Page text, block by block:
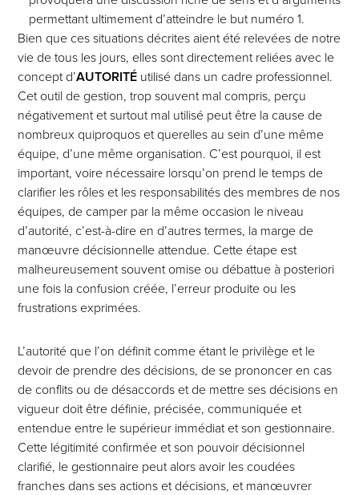
permettant ultimement d’atteindre le but numéro 1.
Bien que ces situations décrites aient été relevées de notre
vie de tous les jours, elles sont directement reliées avec le
concept d’AUTORITÉ utilisé dans un cadre professionnel.
Cet outil de gestion, trop souvent mal compris, perçu
négativement et surtout mal utilisé peut être la cause de
nombreux quiproquos et querelles au sein d’une même
équipe, d’une même organisation. C’est pourquoi, il est
important, voire nécessaire lorsqu’on prend le temps de
clarifier les rôles et les responsabilités des membres de nos
équipes, de camper par la même occasion le niveau
d’autorité, c’est-à-dire en d’autres termes, la marge de
manœuvre décisionnelle attendue. Cette étape est
malheureusement souvent omise ou débattue à posteriori
une fois la confusion créée, l’erreur produite ou les
frustrations exprimées.
L’autorité que l’on définit comme étant le privilège et le
devoir de prendre des décisions, de se prononcer en cas
de conflits ou de désaccords et de mettre ses décisions en
vigueur doit être définie, précisée, communiquée et
entendue entre le supérieur immédiat et son gestionnaire.
Cette légitimité confirmée et son pouvoir décisionnel
clarifié, le gestionnaire peut alors avoir les coudées
franches dans ses actions et décisions, et manœuvrer